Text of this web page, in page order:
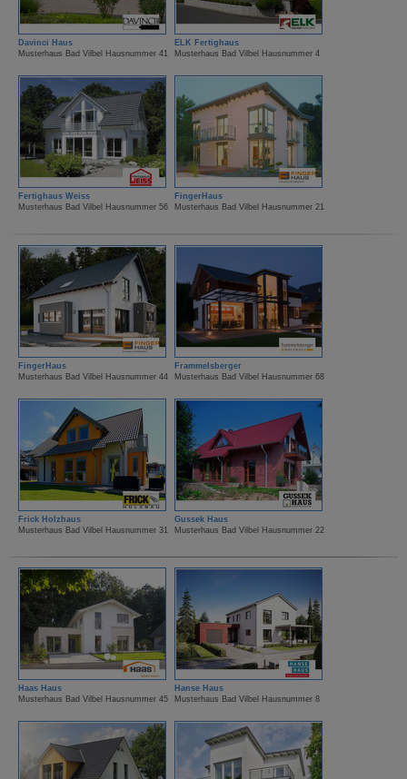
Davinci Haus
Musterhaus Bad Vilbel Hausnummer 41
ELK Fertighaus
Musterhaus Bad Vilbel Hausnummer 4
Fertighaus Weiss
Musterhaus Bad Vilbel Hausnummer 56
FingerHaus
Musterhaus Bad Vilbel Hausnummer 21
FingerHaus
Musterhaus Bad Vilbel Hausnummer 44
Frammelsberger
Musterhaus Bad Vilbel Hausnummer 68
Frick Holzhaus
Musterhaus Bad Vilbel Hausnummer 31
Gussek Haus
Musterhaus Bad Vilbel Hausnummer 22
Haas Haus
Musterhaus Bad Vilbel Hausnummer 45
Hanse Haus
Musterhaus Bad Vilbel Hausnummer 8